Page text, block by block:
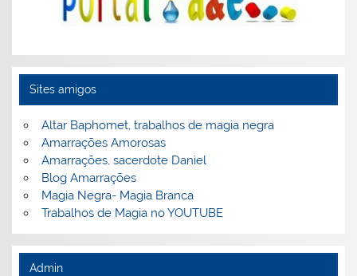
Sites amigos
Altar Baphomet, trabalhos de magia negra
Amarrações Amorosas
Amarrações, sacerdote Daniel
Blog Amarrações
Magia Negra- Magia Branca
Trabalhos de Magia no YOUTUBE
Admin